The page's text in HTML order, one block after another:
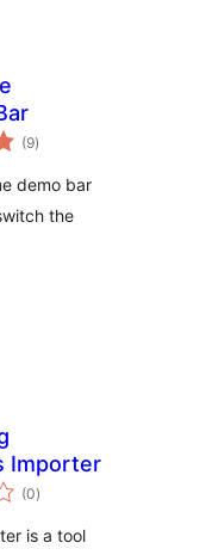
(9valoracións
totais
)
demo bar
the
Importer
(0valoracións
totais
)
is a tool